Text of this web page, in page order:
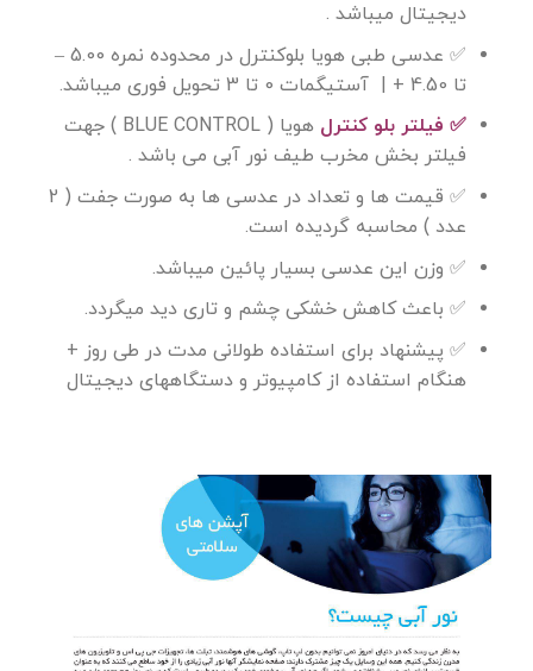
دیجیتال میباشد .
✅ عدسی طبی هویا بلوکنترل در محدوده نمره 5.00 –
تا 4.50 + | آستیگمات 0 تا 3 تحویل فوری میباشد.
✅ فیلتر بلو کنترل
هویا ( BLUE CONTROL ) جهت
فیلتر بخش مخرب طیف نور آبی می باشد .
✅ قیمت ها و تعداد در عدسی ها به صورت جفت ( 2
عدد ) محاسبه گردیده است.
✅ وزن این عدسی بسیار پائین میباشد.
✅ باعث کاهش خشکی چشم و تاری دید میگردد.
✅ پیشنهاد برای استفاده طولانی مدت در طی روز +
هنگام استفاده از کامپیوتر و دستگاههای دیجیتال